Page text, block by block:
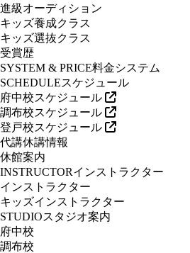
進級オーディション
キッズ養成クラス
キッズ選抜クラス
受賞歴
SYSTEM & PRICE料金システム
SCHEDULEスケジュール
府中校スケジュール
調布校スケジュール
登戸校スケジュール
代講休講情報
休館案内
INSTRUCTORインストラクター
インストラクター
キッズインストラクター
STUDIOスタジオ案内
府中校
調布校